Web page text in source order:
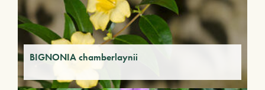
BIGNONIA chamberlaynii